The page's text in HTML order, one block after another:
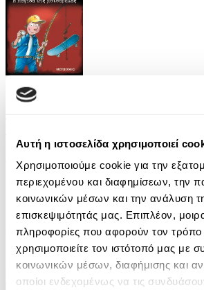
Αυτή η ιστοσελίδα χρησιμοποιεί
Χρησιμοποιούμε cookie για την
περιεχομένου και διαφημίσεων, την
κοινωνικών μέσων και την ανάλυση
επισκεψιμότητάς μας. Επιπλέον,
πληροφορίες που αφορούν τον
χρησιμοποιείτε τον ιστότοπό μας με
κοινωνικών μέσων, διαφήμισης και
οποίοι ενδεχομένως να τις
eBook
6.99€